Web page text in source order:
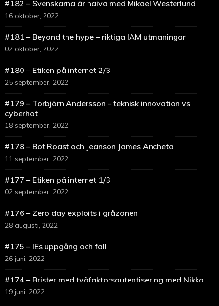
#182 – Svenskarna är naiva med Mikael Westerlund
16 oktober, 2022
#181 – Beyond the hype – riktiga IAM utmaningar
02 oktober, 2022
#180 – Etiken på internet 2/3
25 september, 2022
#179 – Torbjörn Andersson – teknisk innovation vs
cyberhot
18 september, 2022
#178 – Bot Roast och Jeanson James Ancheta
11 september, 2022
#177 – Etiken på internet 1/3
02 september, 2022
#176 – Zero day exploits i gråzonen
28 augusti, 2022
#175 – IEs uppgång och fall
26 juni, 2022
#174 – Brister med tvåfaktorsautentisering med Nikka
19 juni, 2022